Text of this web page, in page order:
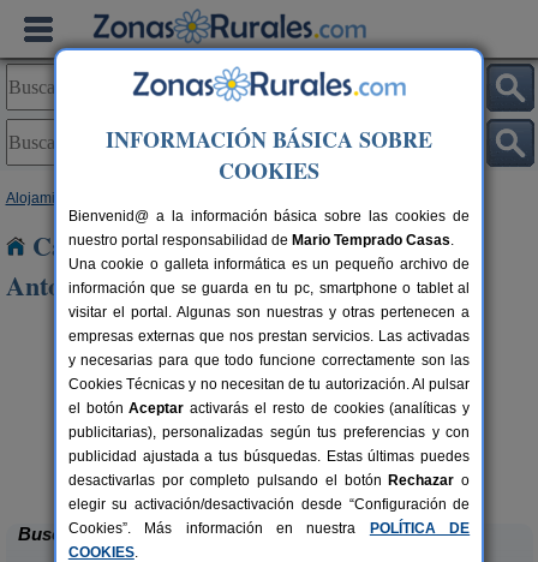
Alojamientos
Casas Rurales cerca de Velilla de San
Antonio
9-13+4 pers.
desde30 €
Prado de Fuentemarín
Fuentidueña de Tajo (Madrid)
Buscar
INFORMACIÓN BÁSICA SOBRE
COOKIES
Bienvenid@ a la información básica sobre las cookies de
nuestro portal responsabilidad de Mario Temprado Casas.
Una cookie o galleta informática es un pequeño archivo de
información que se guarda en tu pc, smartphone o tablet al
visitar el portal. Algunas son nuestras y otras pertenecen a
empresas externas que nos prestan servicios. Las activadas
y necesarias para que todo funcione correctamente son las
Cookies Técnicas y no necesitan de tu autorización. Al pulsar
el botónAceptar activarás el resto de cookies (analíticas y
publicitarias), personalizadas según tus preferencias y con
publicidad ajustada a tus búsquedas. Estas últimas puedes
desactivarlas por completo pulsando el botón Rechazar o
elegir su activación/desactivación desde “Configuración de
Cookies”. Más información en nuestra
POLÍTICA DE
COOKIES.